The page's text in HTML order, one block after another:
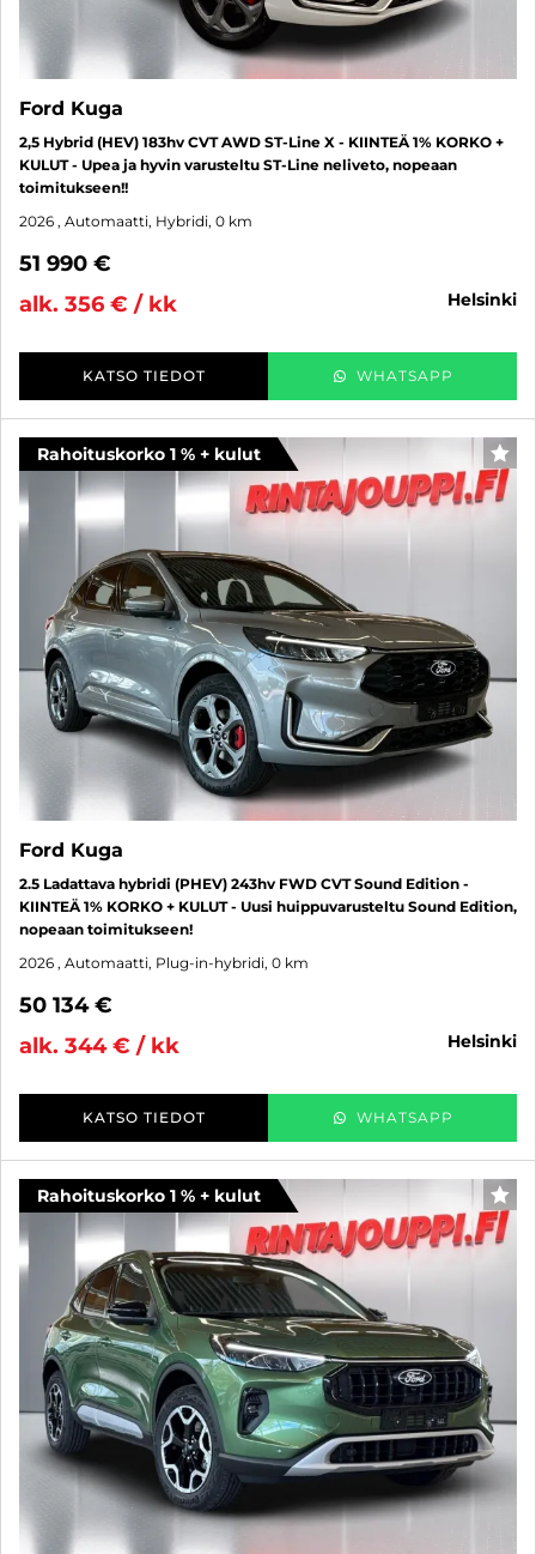
Ford Kuga
2,5 Hybrid (HEV) 183hv CVT AWD ST-Line X - KIINTEÄ 1% KORKO +
KULUT - Upea ja hyvin varusteltu ST-Line neliveto, nopeaan
toimitukseen!!
2026 , Automaatti, Hybridi, 0 km
51 990 €
alk. 356 € / kk
helsinki
KATSO TIEDOT WHATSAPP
Rahoituskorko 1 % + kulut
Ford Kuga
2.5 Ladattava hybridi (PHEV) 243hv FWD CVT Sound Edition -
KIINTEÄ 1% KORKO + KULUT - Uusi huippuvarusteltu Sound Edition,
nopeaan toimitukseen!
2026 , Automaatti, Plug-in-hybridi, 0 km
50 134 €
alk. 344 € / kk
helsinki
KATSO TIEDOT WHATSAPP
Rahoituskorko 1 % + kulut